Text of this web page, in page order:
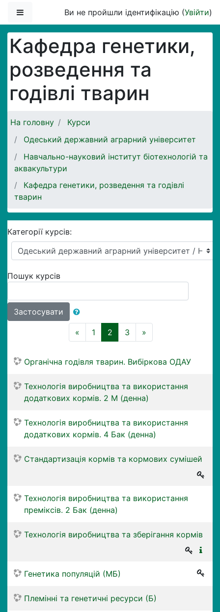
Бокова панельВи не пройшли ідентифікацію (Увійти)
Кафедра генетики,
розведення та
годівлі тварин
На головну
Курси
Одеський державний аграрний університет
Навчально-науковий інститут біотехнологій та
аквакультури
Кафедра генетики, розведення та годівлі
тварин
Категорії курсів:
Пошук курсів
Застосувати
« Назад
1 2 (поточний)
3 »
Органічна годівля тварин. Вибіркова ОДАУ
Технологія виробництва та використання
додаткових кормів. 2 М (денна)
Технологія виробництва та використання
додаткових кормів. 4 Бак (денна)
Стандартизація кормів та кормових сумішей
Технологія виробництва та використання
преміксів. 2 Бак (денна)
Технологія виробництва та зберігання кормів
Генетика популяцій (МБ)
Племінні та генетичні ресурси (Б)